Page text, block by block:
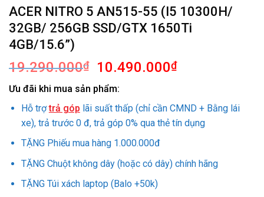
ACER NITRO 5 AN515-55 (I5 10300H/
32GB/ 256GB SSD/GTX 1650Ti
4GB/15.6”)
19.290.000₫
Giá
gốc
là:
19.290.000₫.
10.490.000₫Giá
là:
10.490.000₫.
Ưu đãi khi mua sản phẩm:
Hỗ trợtrả góp lãi suất thấp (chỉ cần CMND + Bằng lái
xe), trả trước 0 đ, trả góp 0% qua thẻ tín dụng
TẶNG Phiếu mua hàng 1.000.000đ
TẶNG Chuột không dây (hoặc có dây) chính hãng
TẶNG Túi xách laptop (Balo +50k)